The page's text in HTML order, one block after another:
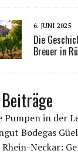
6. JUNI 2025
Die
Breuer in
Pumpen in der
Bodegas
Neckar: